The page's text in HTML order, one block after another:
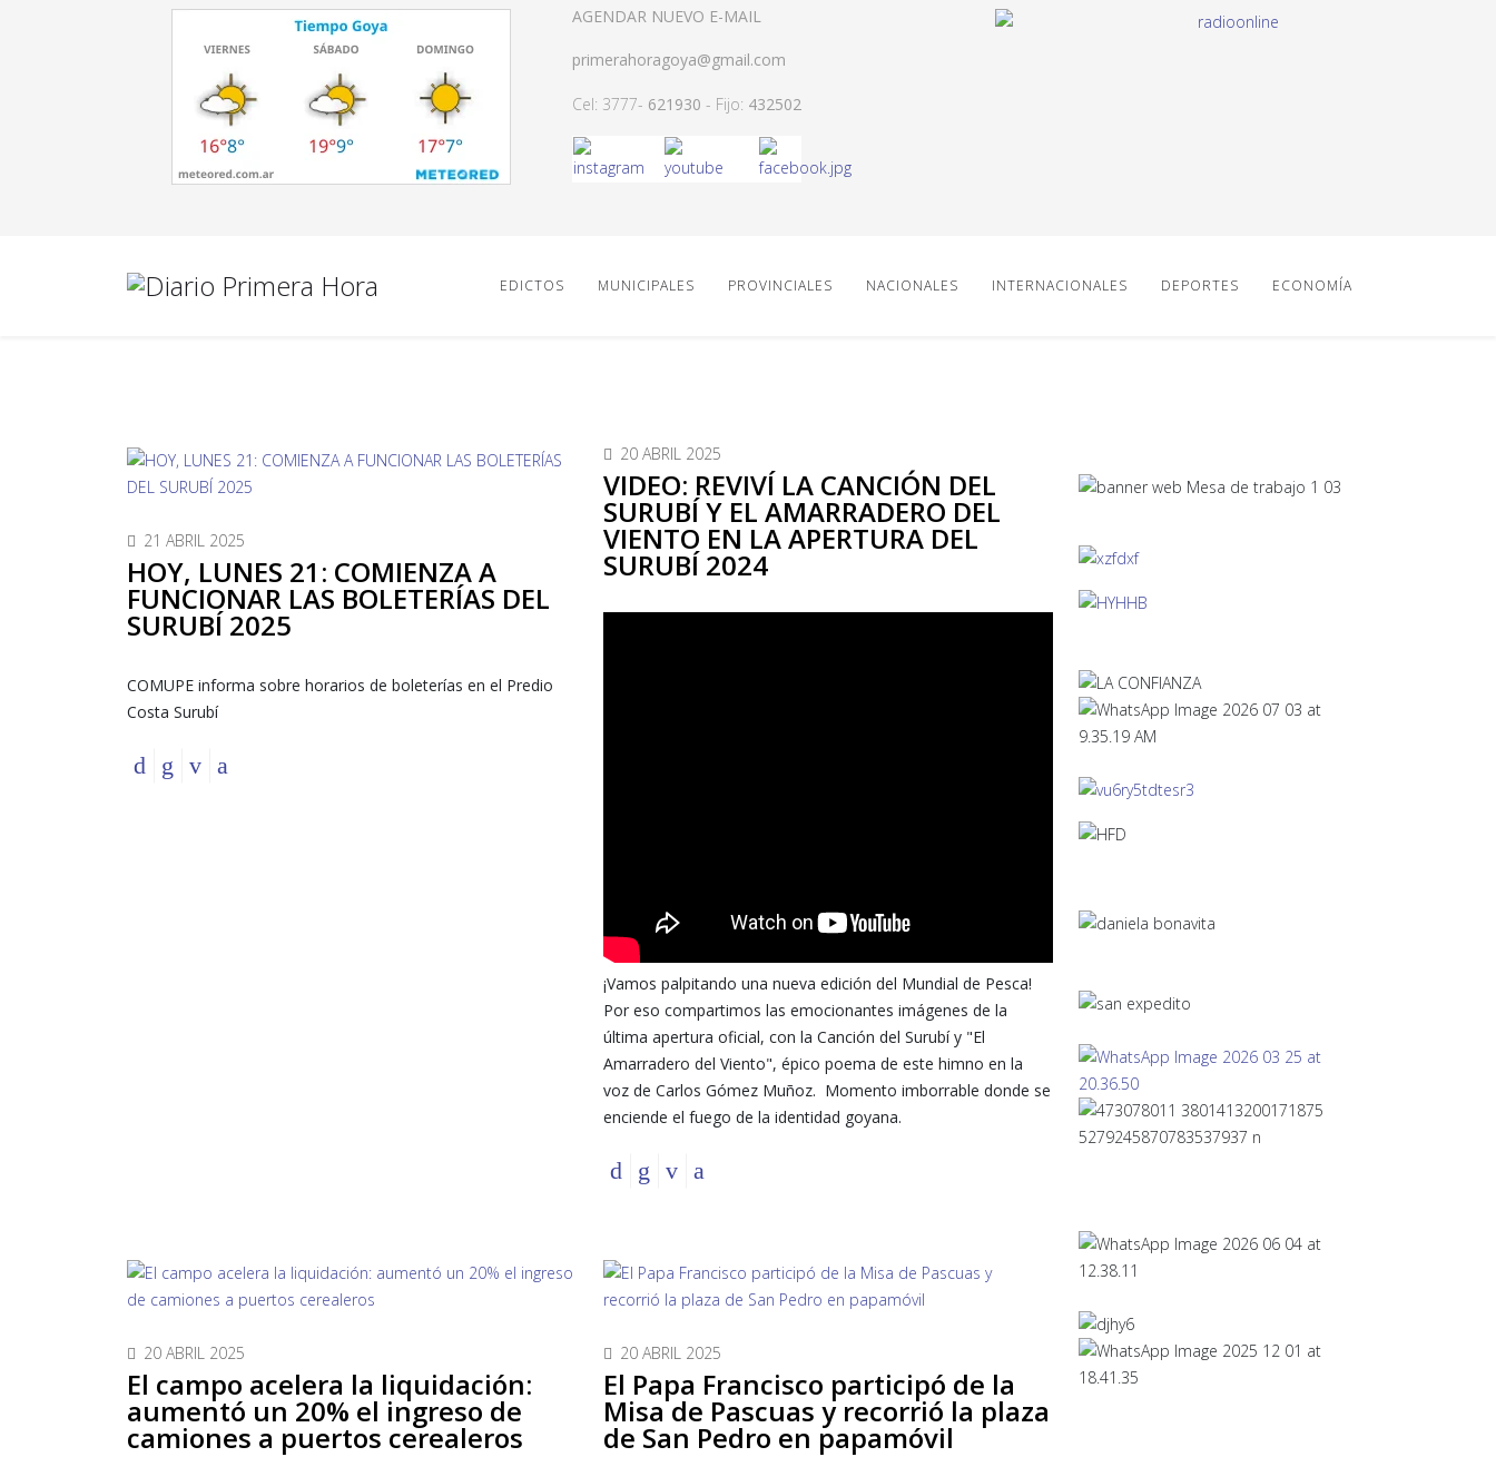
AGENDAR NUEVO E-MAIL
primerahoragoya@gmail.com
Cel: 3777- 621930 - Fijo: 432502
EDICTOS MUNICIPALES PROVINCIALES NACIONALES INTERNACIONALES DEPORTES ECONOMÍA
21 ABRIL 2025
HOY, LUNES 21: COMIENZA A
FUNCIONAR LAS BOLETERÍAS DEL
SURUBÍ 2025
COMUPE informa sobre horarios de boleterías en el Predio
Costa Surubí
20 ABRIL 2025
VIDEO: REVIVÍ LA CANCIÓN DEL
SURUBÍ Y EL AMARRADERO DEL
VIENTO EN LA APERTURA DEL
SURUBÍ 2024
¡Vamos palpitando una nueva edición del Mundial de Pesca!
Por eso compartimos las emocionantes imágenes de la
última apertura oficial, con la Canción del Surubí y "El
Amarradero del Viento", épico poema de este himno en la
voz de Carlos Gómez Muñoz. Momento imborrable donde se
enciende el fuego de la identidad goyana.
20 ABRIL 2025
El campo acelera la liquidación:
aumentó un 20% el ingreso de
camiones a puertos cerealeros
20 ABRIL 2025
El Papa Francisco participó de la
Misa de Pascuas y recorrió la plaza
de San Pedro en papamóvil